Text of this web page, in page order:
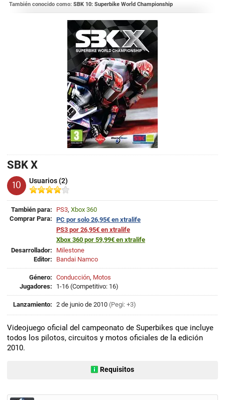
También conocido como: SBK 10: Superbike World Championship
SBK X
10 Usuarios (2)
También para: PS3, Xbox 360
Comprar Para: PC por solo 26,95€ en xtralife
PS3 por 26,95€ en xtralife
Xbox 360 por 59,99€ en xtralife
Desarrollador:
Milestone
Editor:
Bandai Namco
Género: Conducción, Motos
Jugadores:
1-16 (Competitivo: 16)
Lanzamiento: 2 de junio de 2010 (Pegi: +3)
Videojuego oficial del campeonato de Superbikes que incluye
todos los pilotos, circuitos y motos oficiales de la edición
2010.
Requisitos